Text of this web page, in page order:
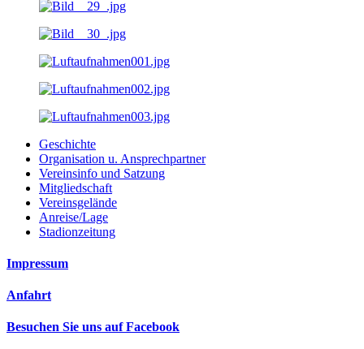
Geschichte
Organisation u. Ansprechpartner
Vereinsinfo und Satzung
Mitgliedschaft
Vereinsgelände
Anreise/Lage
Stadionzeitung
Impressum
Anfahrt
Besuchen Sie uns auf Facebook